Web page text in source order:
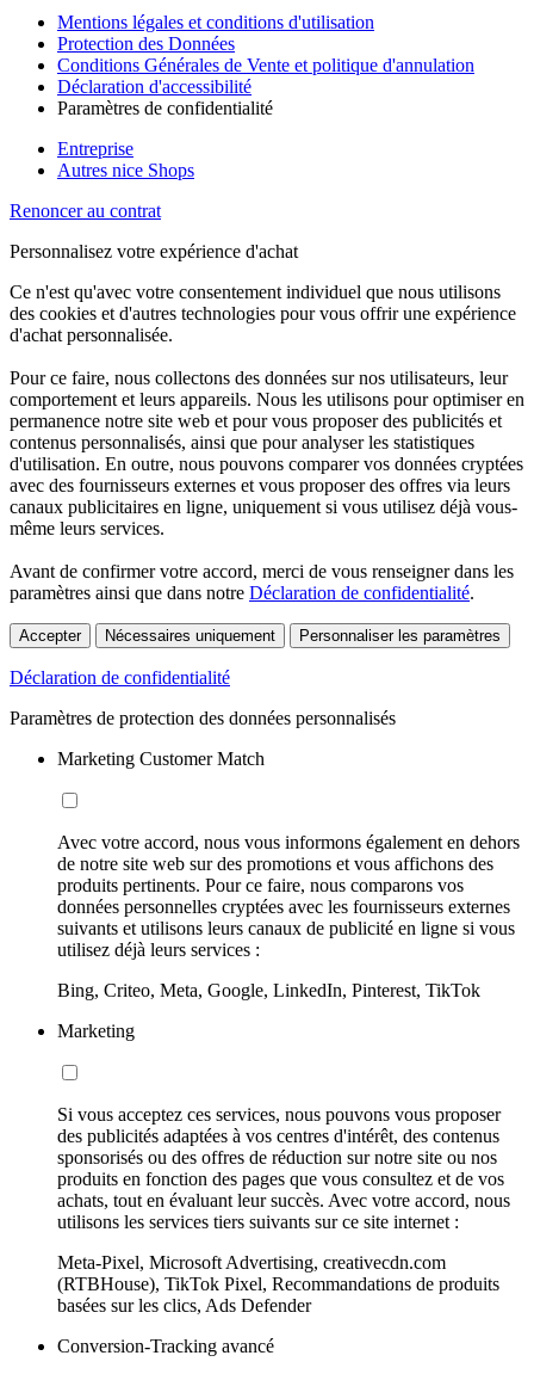
Mentions légales et conditions d'utilisation
Protection des Données
Conditions Générales de Vente et politique d'annulation
Déclaration d'accessibilité
Paramètres de confidentialité
Entreprise
Autres nice Shops
Renoncer au contrat
Personnalisez votre expérience d'achat
Ce n'est qu'avec votre consentement individuel que nous utilisons
des cookies et d'autres technologies pour vous offrir une expérience
d'achat personnalisée.
Pour ce faire, nous collectons des données sur nos utilisateurs, leur
comportement et leurs appareils. Nous les utilisons pour optimiser en
permanence notre site web et pour vous proposer des publicités et
contenus personnalisés, ainsi que pour analyser les statistiques
d'utilisation. En outre, nous pouvons comparer vos données cryptées
avec des fournisseurs externes et vous proposer des offres via leurs
canaux publicitaires en ligne, uniquement si vous utilisez déjà vous-
même leurs services.
Avant de confirmer votre accord, merci de vous renseigner dans les
paramètres ainsi que dans notre Déclaration de confidentialité.
Accepter Nécessaires uniquement Personnaliser les paramètres
Déclaration de confidentialité
Paramètres de protection des données personnalisés
Marketing Customer Match
Avec votre accord, nous vous informons également en dehors
de notre site web sur des promotions et vous affichons des
produits pertinents. Pour ce faire, nous comparons vos
données personnelles cryptées avec les fournisseurs externes
suivants et utilisons leurs canaux de publicité en ligne si vous
utilisez déjà leurs services :
Bing, Criteo, Meta, Google, LinkedIn, Pinterest, TikTok
Marketing
Si vous acceptez ces services, nous pouvons vous proposer
des publicités adaptées à vos centres d'intérêt, des contenus
sponsorisés ou des offres de réduction sur notre site ou nos
produits en fonction des pages que vous consultez et de vos
achats, tout en évaluant leur succès. Avec votre accord, nous
utilisons les services tiers suivants sur ce site internet :
Meta-Pixel, Microsoft Advertising, creativecdn.com
(RTBHouse), TikTok Pixel, Recommandations de produits
basées sur les clics, Ads Defender
Conversion-Tracking avancé